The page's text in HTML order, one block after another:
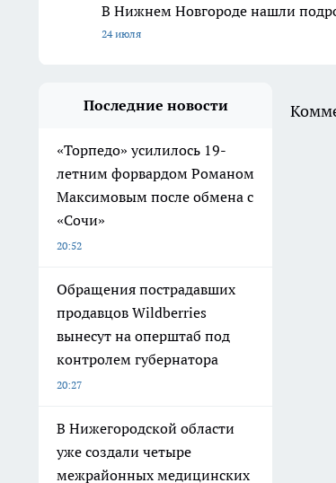
В Нижнем Новгороде нашли
24 июля
Последние новости
«Торпедо» усилилось 19-
летним форвардом Романом
Максимовым после обмена с
«Сочи»
20:52
Обращения пострадавших
продавцов Wildberries
вынесут на оперштаб под
контролем губернатора
20:27
В Нижегородской области
уже создали четыре
межрайонных медицинских